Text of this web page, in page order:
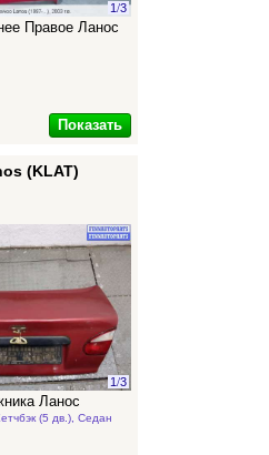
1/3
Правое Ланос
Показать
(KLAT)
1/3
Ланос
(5 дв.), Седан